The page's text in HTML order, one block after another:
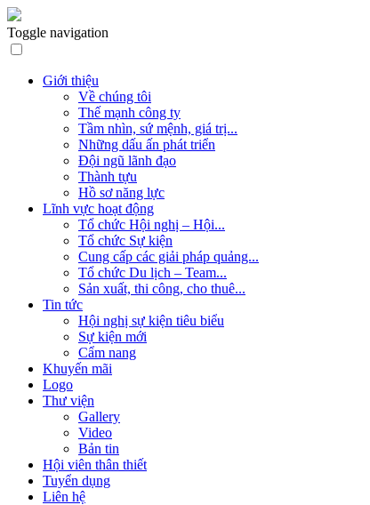
Toggle navigation
Giới thiệu
Về chúng tôi
Thế mạnh công ty
Tầm nhìn, sứ mệnh, giá trị...
Những dấu ấn phát triển
Đội ngũ lãnh đạo
Thành tựu
Hồ sơ năng lực
Lĩnh vực hoạt động
Tổ chức Hội nghị – Hội...
Tổ chức Sự kiện
Cung cấp các giải pháp quảng...
Tổ chức Du lịch – Team...
Sản xuất, thi công, cho thuê...
Tin tức
Hội nghị sự kiện tiêu biểu
Sự kiện mới
Cẩm nang
Khuyến mãi
Logo
Thư viện
Gallery
Video
Bản tin
Hội viên thân thiết
Tuyển dụng
Liên hệ